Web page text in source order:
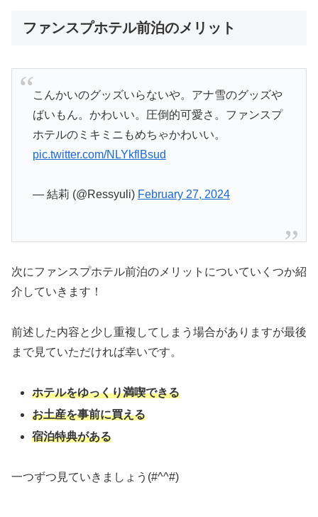
ファンスプホテル前泊のメリット
こんかいのグッズいらないや。アナ雪のグッズや
ばいもん。かわいい。圧倒的可愛さ。ファンスプ
ホテルのミキミニもめちゃかわいい。
pic.twitter.com/NLYkflBsud
— 結莉 (@Ressyuli) February 27, 2024
次にファンスプホテル前泊のメリットについていくつか紹
介していきます！
前述した内容と少し重複してしまう場合がありますが最後
まで見ていただければ幸いです。
ホテルをゆっくり満喫できる
お土産を事前に買える
宿泊特典がある
一つずつ見ていきましょう(#^^#)